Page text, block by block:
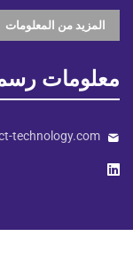
المزيد من المعلومات
معلومات
technology.com